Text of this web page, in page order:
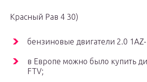
Красный Рав 4 30)
бензиновые двигатели 2.0 1AZ-
в Европе можно было купить
FTV;